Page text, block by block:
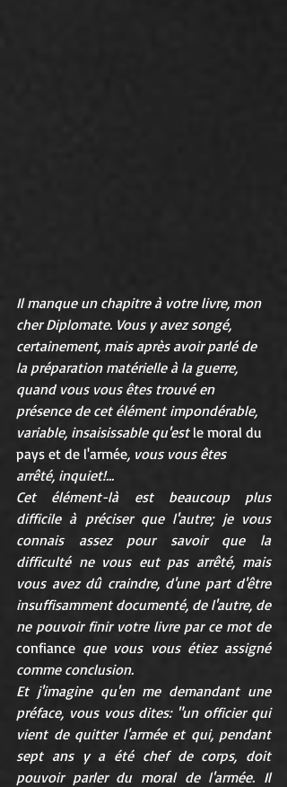
Il manque un chapitre à votre livre, mon
cher Diplomate. Vous y avez songé,
certainement, mais après avoir parlé de
la préparation matérielle à la guerre,
quand vous vous êtes trouvé en
présence de cet élément impondérable,
variable, insaisissable qu'est le moral du
pays et de l'armée, vous vous êtes
arrêté, inquiet!...
Cet élément-là est beaucoup plus
difficile à préciser que l'autre; je vous
connais assez pour savoir que la
difficulté ne vous eut pas arrêté, mais
vous avez dû craindre, d'une part d'être
insuffisamment documenté, de l'autre, de
ne pouvoir finir votre livre par ce mot de
confiance que vous vous étiez assigné
comme conclusion.
Et j'imagine qu'en me demandant une
préface, vous vous dites: "un officier qui
vient de quitter l'armée et qui, pendant
sept ans y a été chef de corps, doit
pouvoir parler du moral de l'armée. Il